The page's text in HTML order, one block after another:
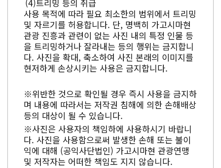
트리밍 등의 취급
사용 목적에 따라 필요 최소한의 범위에서 트리밍
및 자르기를 허용합니다. 단, 명백히 가고시마현
관광 진흥과 관련이 없는 사진 내의 특정 인물 등
을 트리밍하거나 잘라내는 등의 행위는 금지합니
다. 사진을 확대, 축소하여 사진 본래의 이미지를
현저하게 손상시키는 사용은 금지합니다.
※위반한 것으로 확인될 경우 즉시 사용을 금지하
며 내용에 따라서는 저작권 침해에 의한 손해배상
등의 대상이 될 수 있습니다.
※사진은 사용자의 책임하에 사용하시기 바랍니
다. 사진을 사용함으로써 발생한 손해 또는 불이
익에 대해 (공익사단법인) 가고시마현 관광연맹
및 저작자는 어떠한 책임도 지지 않습니다.